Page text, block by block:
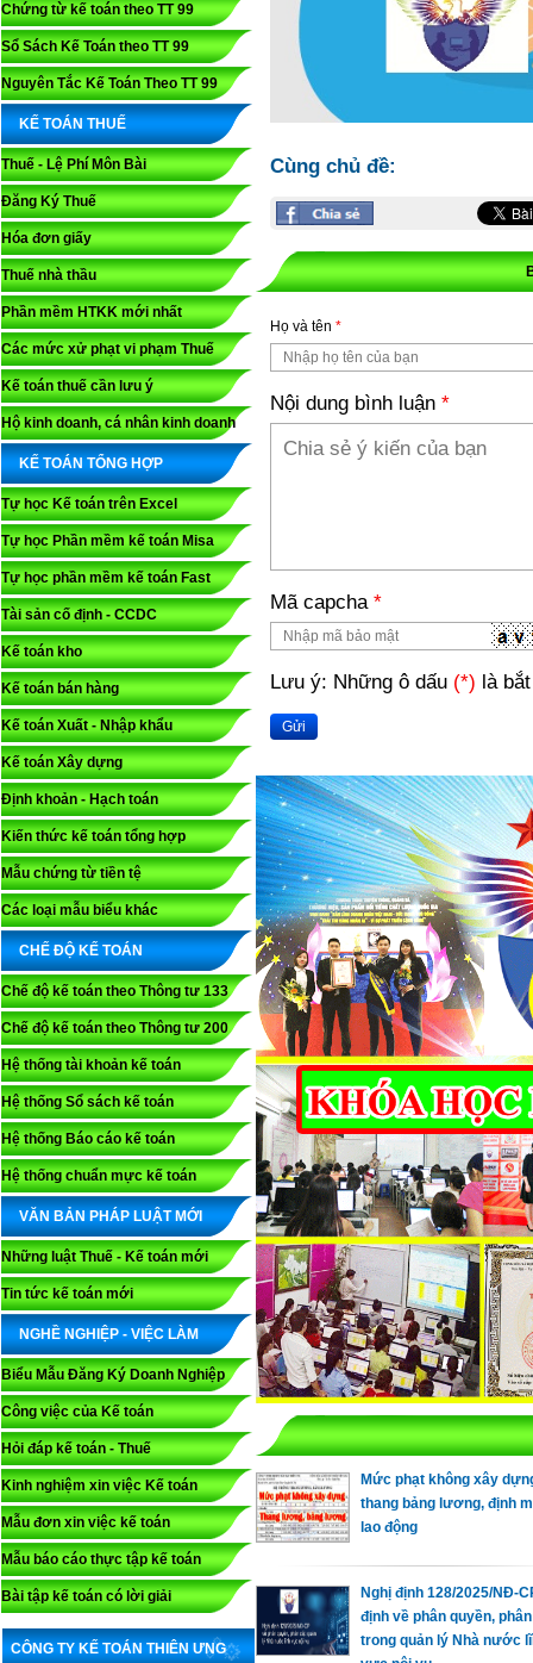
Chứng từ kế toán theo TT 99
Sổ Sách Kế Toán theo TT 99
Nguyên Tắc Kế Toán Theo TT 99
KẾ TOÁN THUẾ
Thuế - Lệ Phí Môn Bài
Đăng Ký Thuế
Hóa đơn giấy
Thuế nhà thầu
Phần mềm HTKK mới nhất
Các mức xử phạt vi phạm Thuế
Kế toán thuế cần lưu ý
Hộ kinh doanh, cá nhân kinh doanh
KẾ TOÁN TỔNG HỢP
Tự học Kế toán trên Excel
Tự học Phần mềm kế toán Misa
Tự học phần mềm kế toán Fast
Tài sản cố định - CCDC
Kế toán kho
Kế toán bán hàng
Kế toán Xuất - Nhập khẩu
Kế toán Xây dựng
Định khoản - Hạch toán
Kiến thức kế toán tổng hợp
Mẫu chứng từ tiền tệ
Các loại mẫu biểu khác
CHẾ ĐỘ KẾ TOÁN
Chế độ kế toán theo Thông tư 133
Chế độ kế toán theo Thông tư 200
Hệ thống tài khoản kế toán
Hệ thống Sổ sách kế toán
Hệ thống Báo cáo kế toán
Hệ thống chuẩn mực kế toán
VĂN BẢN PHÁP LUẬT MỚI
Những luật Thuế - Kế toán mới
Tin tức kế toán mới
NGHỀ NGHIỆP - VIỆC LÀM
Biểu Mẫu Đăng Ký Doanh Nghiệp
Công việc của Kế toán
Hỏi đáp kế toán - Thuế
Kinh nghiệm xin việc Kế toán
Mẫu đơn xin việc kế toán
Mẫu báo cáo thực tập kế toán
Bài tập kế toán có lời giải
CÔNG TY KẾ TOÁN THIÊN ƯNG
Cùng chủ đề:
Họ và tên *
Nội dung bình luận *
Mã capcha *
Lưu ý: Những ô dấu (*) là
Gửi
Mức phạt không xây
thang bảng lương, định
lao động
Nghị định 128/2025/NĐ-
định về phân quyền,
trong quản lý Nhà nước